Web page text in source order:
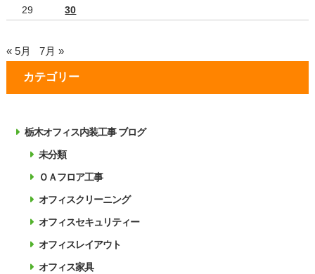
29
30
« 5月 7月 »
カテゴリー
栃木オフィス内装工事 ブログ
未分類
ＯＡフロア工事
オフィスクリーニング
オフィスセキュリティー
オフィスレイアウト
オフィス家具